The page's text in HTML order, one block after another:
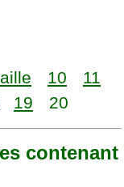
10
11
19 20
contenant